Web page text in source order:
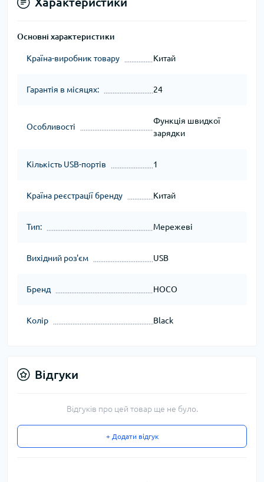
Основні характеристики
Країна-виробник товару Китай
Гарантія в місяцях: 24
Особливості
Функція швидкої
зарядки
Кількість USB-портів 1
Країна реєстрації бренду Китай
Тип: Мережеві
Вихідний роз'єм USB
Бренд HOCO
Колір Black
Відгуки
Відгуків про цей товар ще не було.
+ Додати відгук